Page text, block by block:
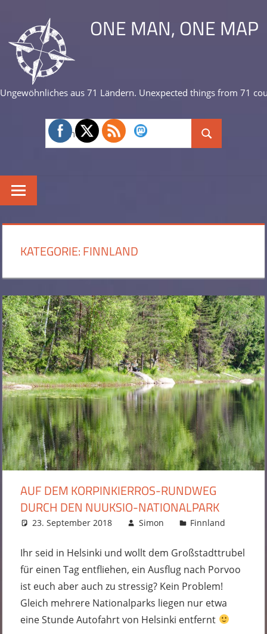
Inhalt
springen
ONE MAN, ONE MAP
Ungewöhnliches aus 71 Ländern. Unexpected things from 71
Suchen
nach:
Suchen
KATEGORIE:FINNLAND
AUF DEM KORPINKIERROS-RUNDWEG
DURCH DEN NUUKSIO-NATIONALPARK
23. September 2018 Simon
Finnland
Ihr seid in Helsinki und wollt dem Großstadttrubel
für einen Tag entfliehen, ein Ausflug nach Porvoo
ist euch aber auch zu stressig? Kein Problem!
Gleich mehrere Nationalparks liegen nur etwa
eine Stunde Autofahrt von Helsinki entfernt